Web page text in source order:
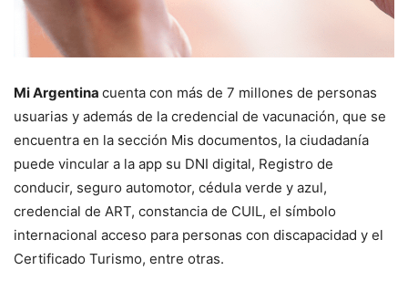
Mi Argentina cuenta con más de 7 millones de personas
usuarias y además de la credencial de vacunación, que se
encuentra en la sección Mis documentos, la ciudadanía
puede vincular a la app su DNI digital, Registro de
conducir, seguro automotor, cédula verde y azul,
credencial de ART, constancia de CUIL, el símbolo
internacional acceso para personas con discapacidad y el
Certificado Turismo, entre otras.